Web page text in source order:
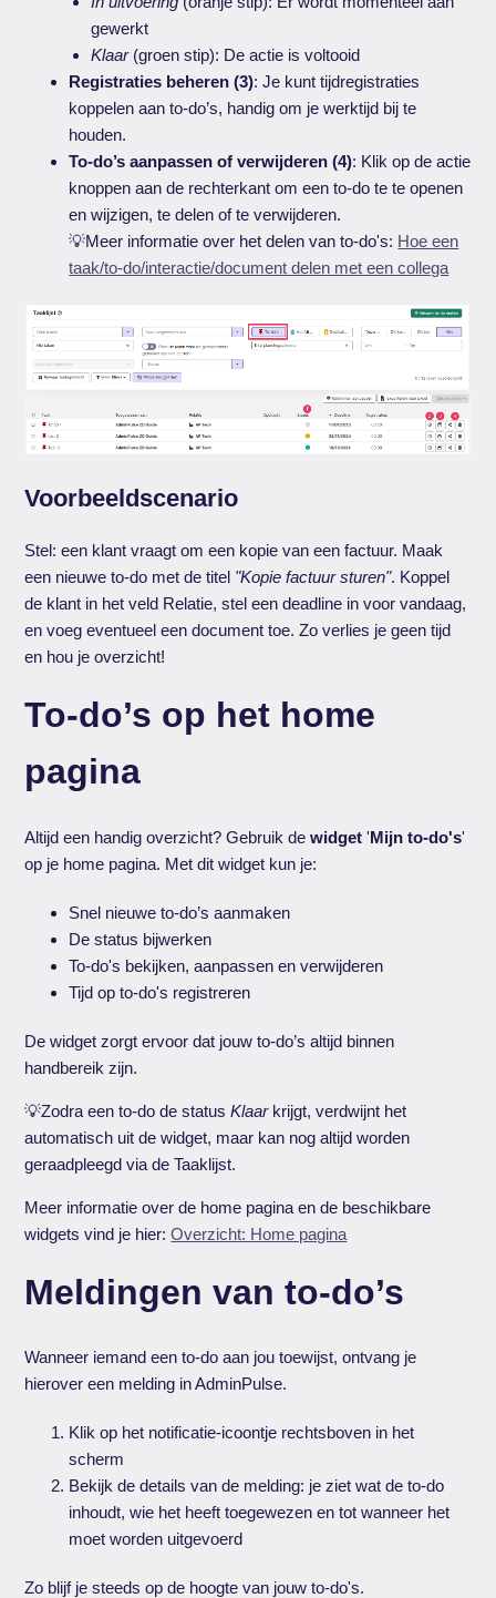
gewerkt
Klaar(groen stip): De actie is voltooid
Registraties beheren (3): Je kunt tijdregistraties
koppelen aan to-do’s, handig om je werktijd bij te
houden.
To-do’s aanpassen of verwijderen (4): Klik op de actie
knoppen aan de rechterkant om een to-do te te openen
en wijzigen, te delen of te verwijderen.
💡Meer informatie over het delen van to-do's: Hoe een
taak/to-do/interactie/document delen met een collega
Voorbeeldscenario
Stel: een klant vraagt om een kopie van een factuur. Maak
een nieuwe to-do met de titel "Kopie factuur sturen". Koppel
de klant in het veld Relatie, stel een deadline in voor vandaag,
en voeg eventueel een document toe. Zo verlies je geen tijd
en hou je overzicht!
To-do’s op het home
pagina
Altijd een handig overzicht? Gebruik dewidget 'Mijn to-do's'
op je home pagina. Met dit widget kun je:
Snel nieuwe to-do’s aanmaken
De status bijwerken
To-do's bekijken, aanpassen en verwijderen
Tijd op to-do's registreren
De widget zorgt ervoor dat jouw to-do’s altijd binnen
handbereik zijn.
💡Zodra een to-do de statusKlaarkrijgt, verdwijnt het
automatisch uit de widget, maar kan nog altijd worden
geraadpleegd via de Taaklijst.
Meer informatie over de home pagina en de beschikbare
widgets vind je hier:Overzicht: Home pagina
Meldingen van to-do’s
Wanneer iemand een to-do aan jou toewijst, ontvang je
hierover een melding in AdminPulse.
Klik op het notificatie-icoontje rechtsboven in het
scherm
Bekijk de details van de melding: je ziet wat de to-do
inhoudt, wie het heeft toegewezen en tot wanneer het
moet worden uitgevoerd
Zo blijf je steeds op de hoogte van jouw to-do's.